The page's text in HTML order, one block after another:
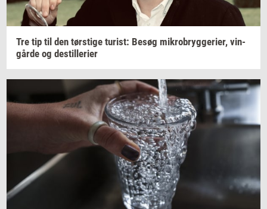
Tre tip til den tørsti­ge turist: Besøg mi­kro­bryg­ge­ri­er, vin­
går­de og destil­le­ri­er